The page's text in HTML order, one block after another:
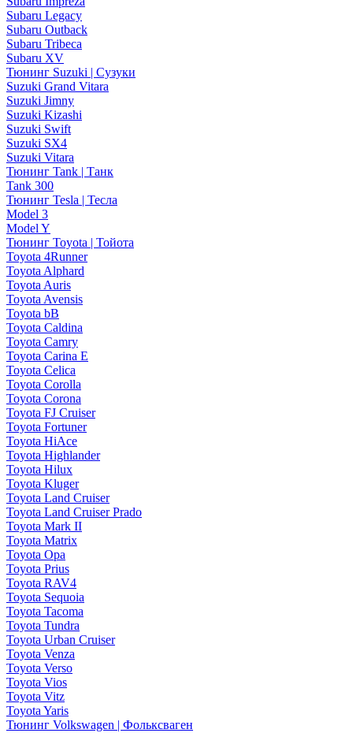
Subaru Legacy
Subaru Outback
Subaru Tribeca
Subaru XV
Тюнинг Suzuki | Сузуки
Suzuki Grand Vitara
Suzuki Jimny
Suzuki Kizashi
Suzuki Swift
Suzuki SX4
Suzuki Vitara
Тюнинг Tank | Танк
Tank 300
Тюнинг Tesla | Тесла
Model 3
Model Y
Тюнинг Toyota | Тойота
Toyota 4Runner
Toyota Alphard
Toyota Auris
Toyota Avensis
Toyota bB
Toyota Caldina
Toyota Camry
Toyota Carina E
Toyota Celica
Toyota Corolla
Toyota Corona
Toyota FJ Cruiser
Toyota Fortuner
Toyota HiAce
Toyota Highlander
Toyota Hilux
Toyota Kluger
Toyota Land Cruiser
Toyota Land Cruiser Prado
Toyota Mark II
Toyota Matrix
Toyota Opa
Toyota Prius
Toyota RAV4
Toyota Sequoia
Toyota Tacoma
Toyota Tundra
Toyota Urban Cruiser
Toyota Venza
Toyota Verso
Toyota Vios
Toyota Vitz
Toyota Yaris
Тюнинг Volkswagen | Фольксваген